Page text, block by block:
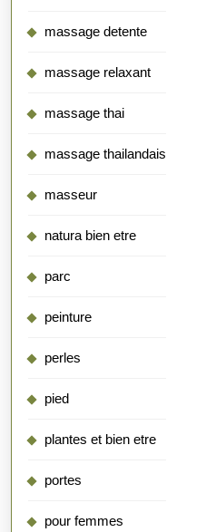
massage detente
massage relaxant
massage thai
massage thailandais
masseur
natura bien etre
parc
peinture
perles
pied
plantes et bien etre
portes
pour femmes